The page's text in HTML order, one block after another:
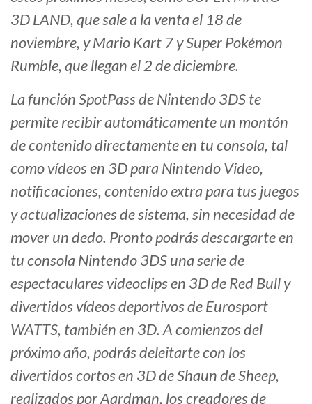
3D LAND, que sale a la venta el 18 de
noviembre, y Mario Kart 7 y Super Pokémon
Rumble, que llegan el 2 de diciembre.
La función SpotPass de Nintendo 3DS te
permite recibir automáticamente un montón
de contenido directamente en tu consola, tal
como vídeos en 3D para Nintendo Video,
notificaciones, contenido extra para tus juegos
y actualizaciones de sistema, sin necesidad de
mover un dedo. Pronto podrás descargarte en
tu consola Nintendo 3DS una serie de
espectaculares videoclips en 3D de Red Bull y
divertidos vídeos deportivos de Eurosport
WATTS, también en 3D. A comienzos del
próximo año, podrás deleitarte con los
divertidos cortos en 3D de Shaun de Sheep,
realizados por Aardman, los creadores de